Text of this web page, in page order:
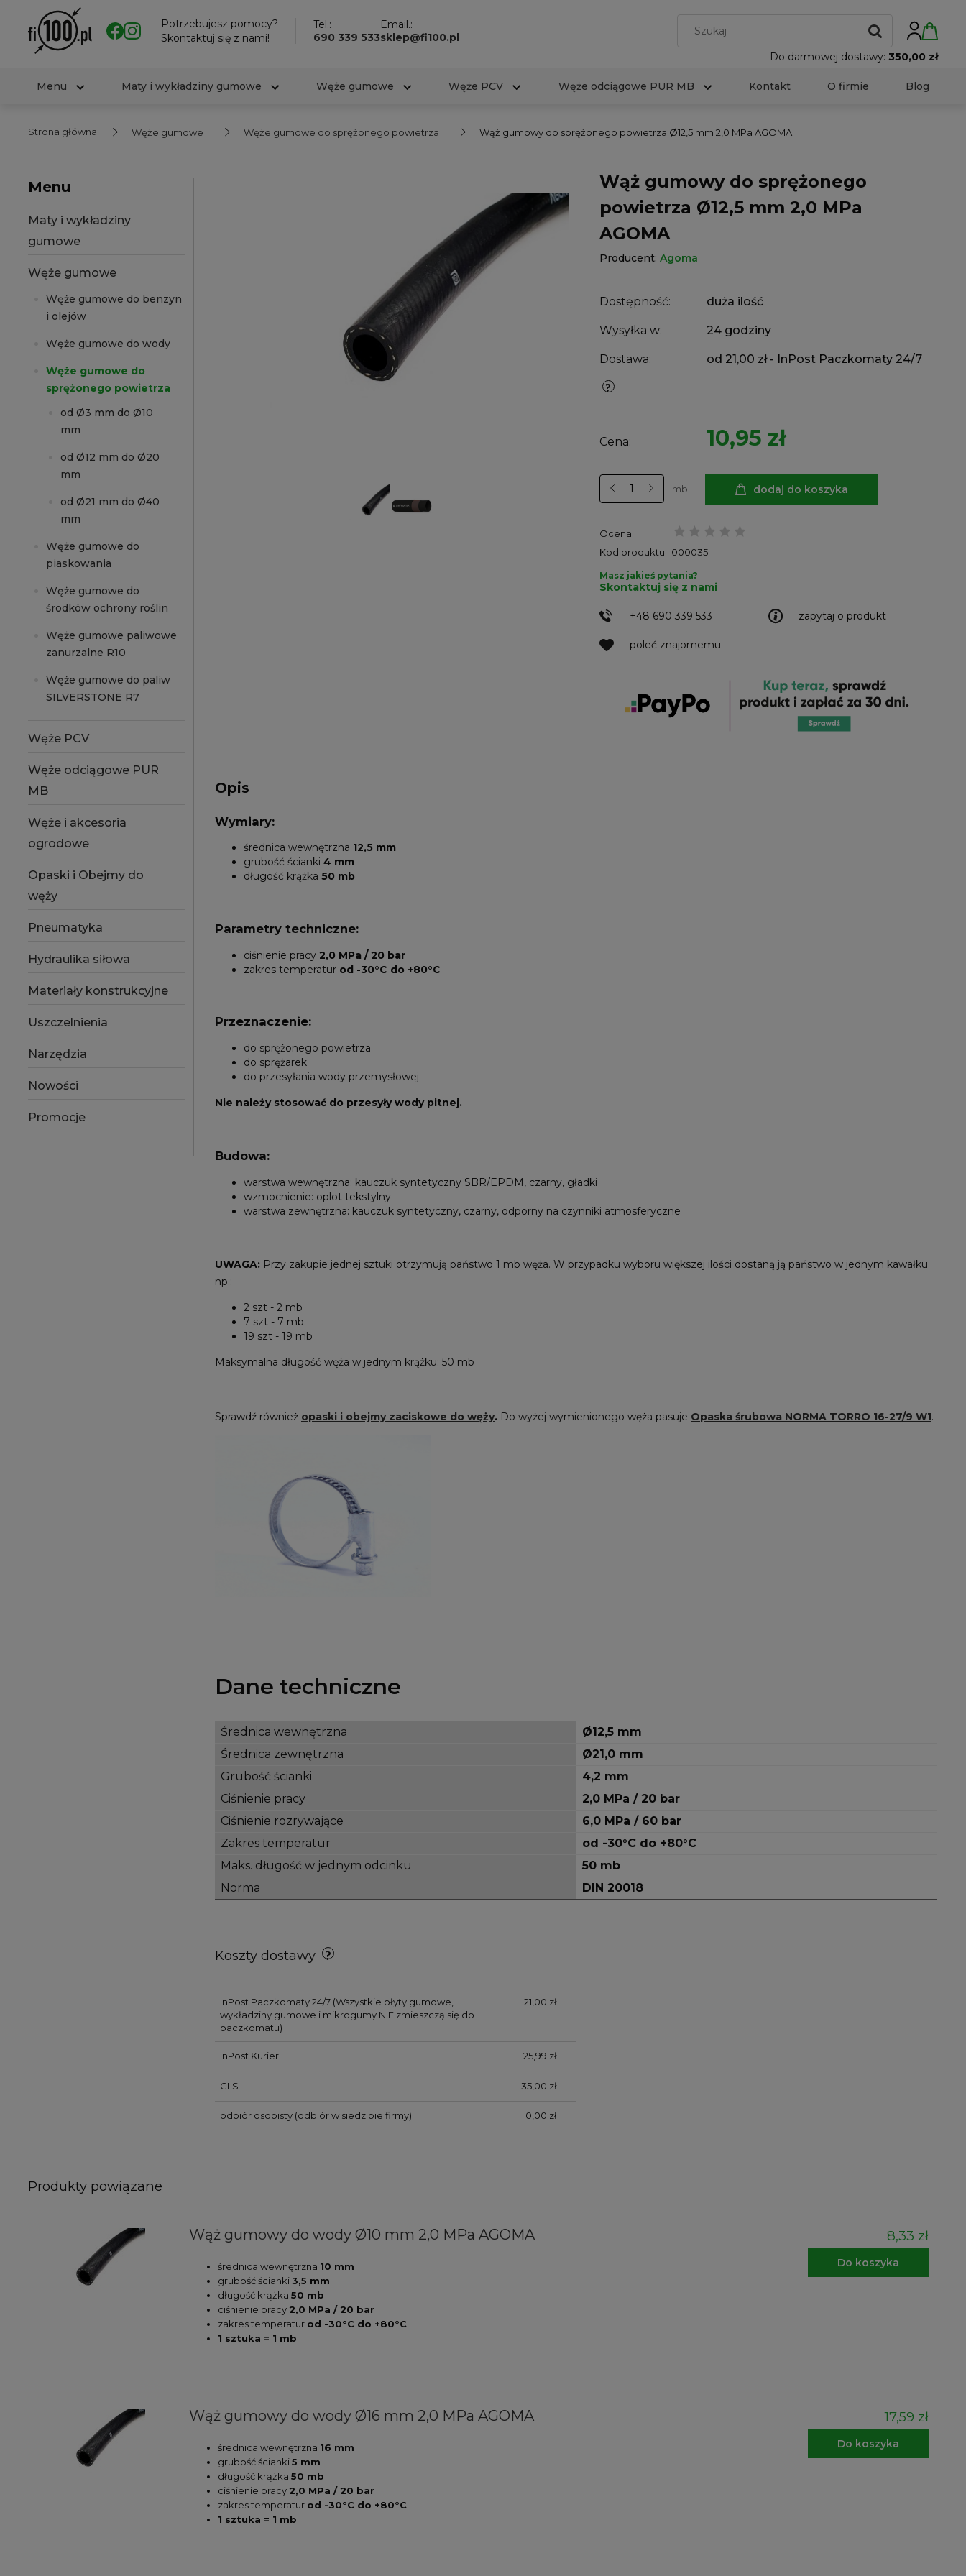
Potrzebujesz pomocy?
Skontaktuj się z nami!
Tel.:
690 339 533
Email.:
sklep@fi100.pl
Do darmowej dostawy: 350,00 zł
Menu Maty i wykładziny gumowe Węże gumowe Węże PCV Węże odciągowe PUR MB Kontakt O firmie Blog
Strona główna Węże gumowe Węże gumowe do sprężonego powietrza Wąż gumowy do sprężonego powietrza Ø12,5 mm 2,0 MPa AGOMA
Menu
Maty i wykładziny
gumowe
Węże gumowe
Węże gumowe do benzyn
i olejów
Węże gumowe do wody
Węże gumowe do
sprężonego powietrza
od Ø3 mm do Ø10
mm
od Ø12 mm do Ø20
mm
od Ø21 mm do Ø40
mm
Węże gumowe do
piaskowania
Węże gumowe do
środków ochrony roślin
Węże gumowe paliwowe
zanurzalne R10
Węże gumowe do paliw
SILVERSTONE R7
Węże PCV
Węże odciągowe PUR
MB
Węże i akcesoria
ogrodowe
Opaski i Obejmy do
węży
Pneumatyka
Hydraulika siłowa
Materiały konstrukcyjne
Uszczelnienia
Narzędzia
Nowości
Promocje
Wąż gumowy do sprężonego
powietrza Ø12,5 mm 2,0 MPa
AGOMA
Producent: Agoma
Dostępność: duża ilość
Wysyłka w: 24 godziny
Dostawa: od 21,00 zł - InPost Paczkomaty 24/7
Cena: 10,95 zł
mb dodaj do koszyka
Ocena:
Kod produktu: 000035
zapytaj o produkt
poleć znajomemu
Masz jakieś pytania?
Skontaktuj się z nami
+48 690 339 533
Opis
Wymiary:
średnica wewnętrzna 12,5 mm
grubość ścianki 4 mm
długość krążka 50 mb
Parametry techniczne:
ciśnienie pracy 2,0 MPa / 20 bar
zakres temperatur od -30°C do +80°C
Przeznaczenie:
do sprężonego powietrza
do sprężarek
do przesyłania wody przemysłowej
Nie należy stosować do przesyły wody pitnej.
Budowa:
warstwa wewnętrzna: kauczuk syntetyczny SBR/EPDM, czarny, gładki
wzmocnienie: oplot tekstylny
warstwa zewnętrzna: kauczuk syntetyczny, czarny, odporny na czynniki atmosferyczne
UWAGA: Przy zakupie jednej sztuki otrzymują państwo 1 mb węża. W przypadku wyboru większej ilości dostaną ją państwo w jednym kawałku
np.:
2 szt - 2 mb
7 szt - 7 mb
19 szt - 19 mb
Maksymalna długość węża w jednym krążku: 50 mb
Sprawdź również opaski i obejmy zaciskowe do węży. Do wyżej wymienionego węża pasuje Opaska śrubowa NORMA TORRO 16-27/9 W1.
Dane techniczne
Średnica wewnętrzna
Ø12,5 mm
Średnica zewnętrzna
Ø21,0 mm
Grubość ścianki
4,2 mm
Ciśnienie pracy
2,0 MPa / 20 bar
Ciśnienie rozrywające
6,0 MPa / 60 bar
Zakres temperatur
od -30°C do +80°C
Maks. długość w jednym odcinku
50 mb
Norma
DIN 20018
Koszty dostawy
InPost Paczkomaty 24/7(Wszystkie płyty gumowe,
wykładziny gumowe i mikrogumy NIE zmieszczą się do
paczkomatu)
21,00 zł
InPost Kurier 25,99 zł
GLS 35,00 zł
odbiór osobisty(odbiór w siedzibie firmy) 0,00 zł
Produkty powiązane
Wąż gumowy do wody Ø10 mm 2,0 MPa AGOMA
średnica wewnętrzna 10 mm
grubość ścianki 3,5 mm
długość krążka50 mb
ciśnienie pracy 2,0 MPa / 20 bar
zakres temperatur od -30°C do +80°C
1 sztuka = 1 mb
8,33 zł
Do koszyka
Wąż gumowy do wody Ø16 mm 2,0 MPa AGOMA
średnica wewnętrzna 16 mm
grubość ścianki5 mm
długość krążka50 mb
ciśnienie pracy 2,0 MPa / 20 bar
zakres temperatur od -30°C do +80°C
1 sztuka = 1 mb
17,59 zł
Do koszyka